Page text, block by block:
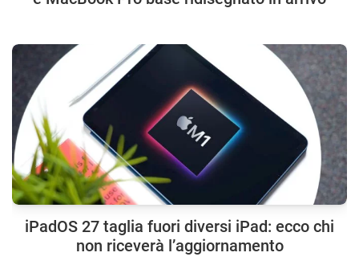
iPadOS 27 taglia fuori diversi iPad: ecco chi
non riceverà l’aggiornamento